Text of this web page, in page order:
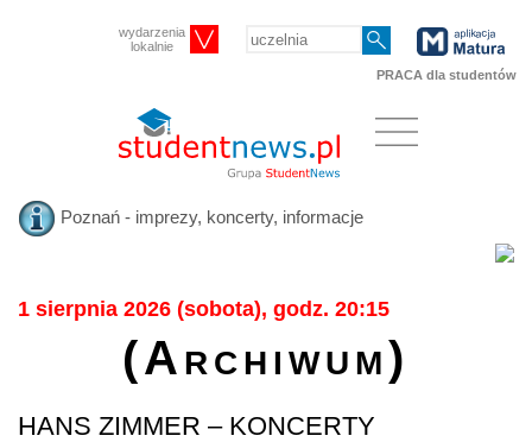
wydarzenia
lokalnie
PRACA dla studentów
Poznań - imprezy, koncerty, informacje
1 sierpnia 2026 (sobota), godz. 20:15
(Archiwum)
HANS ZIMMER – KONCERTY